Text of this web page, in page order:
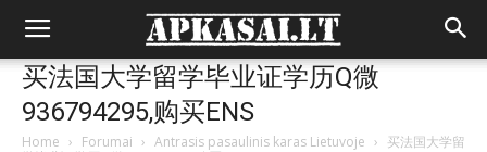
买法国大学留学毕业证学历Q微
936794295,购买ENS
Home › Forumai › Antrasis pasaulinis karas Lietuvoje › 买法国大学留